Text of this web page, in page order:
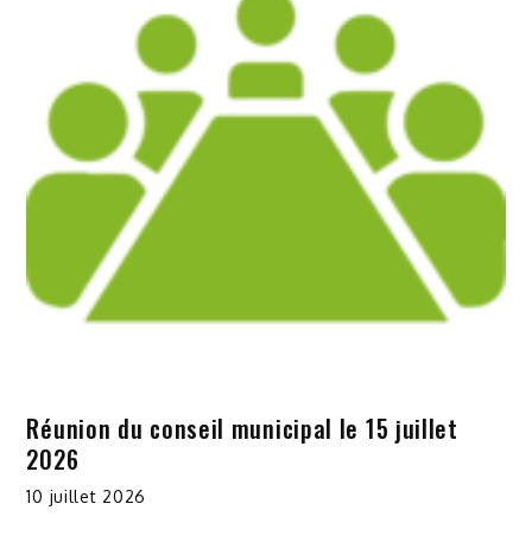
Réunion du conseil municipal le 15 juillet
2026
10 juillet 2026